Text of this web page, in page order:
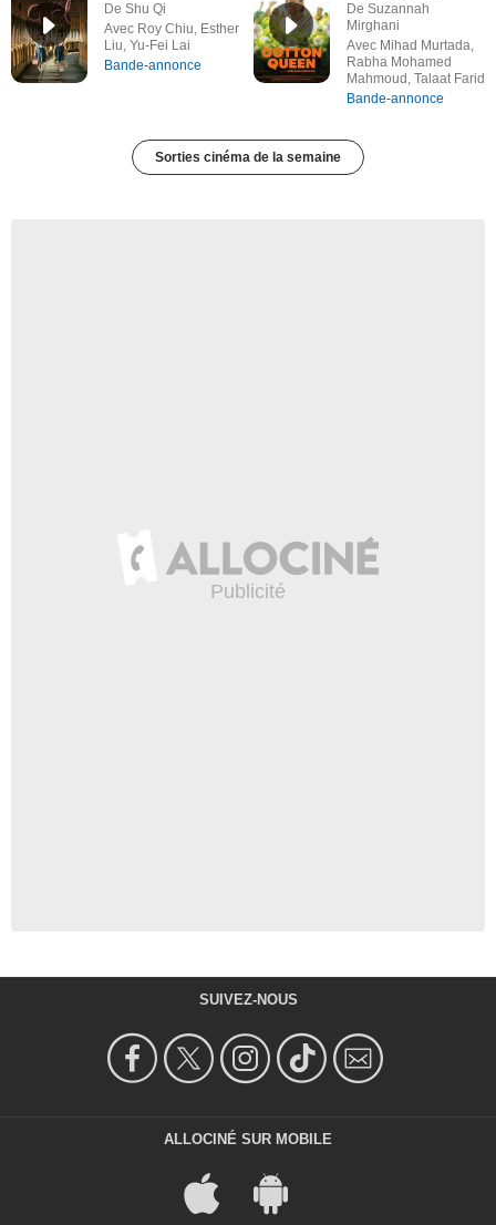
De Shu Qi
Avec Roy Chiu, Esther
Liu, Yu-Fei Lai
Bande-annonce
De Suzannah
Mirghani
Avec Mihad Murtada,
Rabha Mohamed
Mahmoud, Talaat Farid
Bande-annonce
Sorties cinéma de la semaine
SUIVEZ-NOUS
ALLOCINÉ SUR MOBILE